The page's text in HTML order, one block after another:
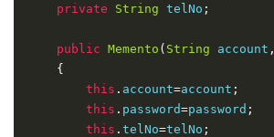
public Memento saveMemento
return new Memento (account
}
public void restoreMemento (
private
String telNo ;
public Memento ( String account ,
{
this . account=account ;
this . password=password ;
this . telNo=telNo ;